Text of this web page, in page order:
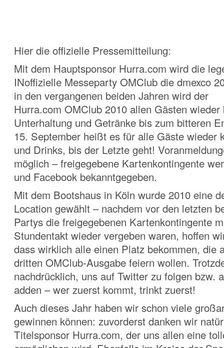
Hier die offizielle Pressemitteilung:
Mit dem Hauptsponsor Hurra.com wird die
INoffizielle Messeparty OMClub die dmexco
in den vergangenen beiden Jahren wird der
Hurra.com OMClub 2010 allen Gästen wieder
Unterhaltung und Getränke bis zum bitteren
15. September heißt es für alle Gäste wieder
und Drinks, bis der Letzte geht!
möglich – freigegebene Kartenkontingente
und Facebook bekanntgegeben.
Mit dem Bootshaus in Köln wurde 2010 eine
Location gewählt – nachdem vor den letzten
Partys die freigegebenen Kartenkontingente
Stundentakt wieder vergeben waren, hoffen
dass wirklich alle einen Platz bekommen, die
dritten OMClub-Ausgabe feiern wollen.
nachdrücklich, uns auf Twitter zu folgen bzw.
adden – wer zuerst kommt, trinkt zuerst!
Auch dieses Jahr haben wir schon viele
gewinnen können: zuvorderst danken wir
Titelsponsor Hurra.com, der uns allen eine